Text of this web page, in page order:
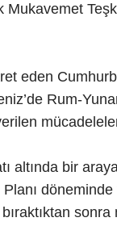
eden
Rum-
altında bir